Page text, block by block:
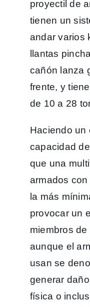
proyectil de
tienen un
andar varios
llantas
cañón lanza
frente, y
de 10 a 28
Haciendo un
capacidad
que una
armados
la más
provocar un
miembros
aunque el
usan se
generar
física o